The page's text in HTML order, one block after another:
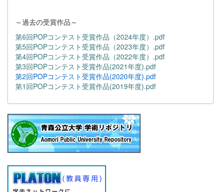
～過去の受賞作品～
第6回POPコンテスト受賞作品（2024年度）.pdf
第5回POPコンテスト受賞作品（2023年度）.pdf
第4回POPコンテスト受賞作品（2022年度）.pdf
第3回POPコンテスト受賞作品(2021年度).pdf
第2回POPコンテスト受賞作品(2020年度).pdf
第1回POPコンテスト受賞作品(2019年度).pdf